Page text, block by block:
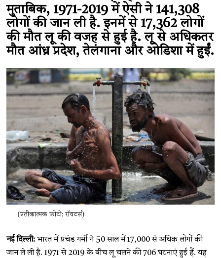
मुताबिक, 1971-2019 में ऐसी ने 141,308
लोगों की जान ली है. इनमें से 17,362 लोगों
की मौत लू की वजह से हुई है. लू से अधिकतर
मौत आंध्र प्रदेश, तेलंगाना और ओडिशा में हुईं.
(प्रतीकात्मक फोटो: रॉयटर्स)
नई दिल्ली: भारत में प्रचंड गर्मी ने 50 साल में 17,000 से अधिक लोगों की
जान ले ली है. 1971 से 2019 के बीच लू चलने की 706 घटनाएं हुई हैं. यह